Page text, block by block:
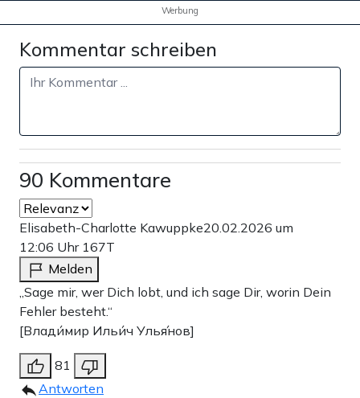
Werbung
Kommentar schreiben
90 Kommentare
Elisabeth-Charlotte Kawuppke20.02.2026 um
12:06 Uhr 167T
Melden
„Sage mir, wer Dich lobt, und ich sage Dir, worin Dein
Fehler besteht.“
[Влади́мир Ильи́ч Улья́нов]
81
Antworten